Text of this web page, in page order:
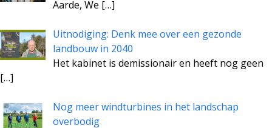
Aarde, We […]
Uitnodiging: Denk mee over een gezonde
landbouw in 2040
Het kabinet is demissionair en heeft nog geen
[…]
Nog meer windturbines in het landschap
overbodig